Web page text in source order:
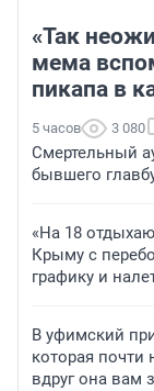
«Так
мема
пикапа в
5 часов 3 080
Смертельный
бывшего
«На 18
Крыму с
графику и
В уфимский
которая почти
вдруг она вам